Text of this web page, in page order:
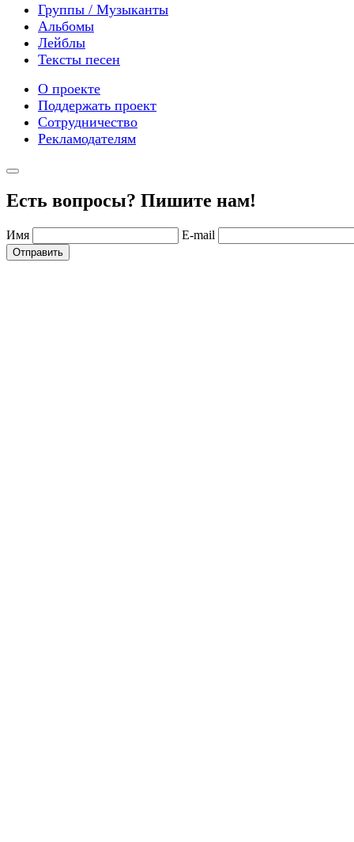
Группы / Музыканты
Альбомы
Лейблы
Тексты песен
О проекте
Поддержать проект
Сотрудничество
Рекламодателям
Есть вопросы? Пишите нам!
Имя E-mail